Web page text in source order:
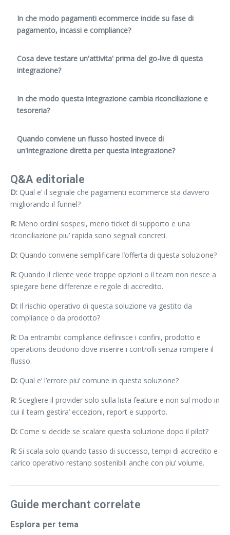
In che modo pagamenti ecommerce incide su fase di
pagamento, incassi e compliance?
Cosa deve testare un'attivita' prima del go-live di questa
integrazione?
In che modo questa integrazione cambia riconciliazione e
tesoreria?
Quando conviene un flusso hosted invece di
un'integrazione diretta per questa integrazione?
Q&A editoriale
D: Qual e’ il segnale che pagamenti ecommerce sta davvero
migliorando il funnel?
R: Meno ordini sospesi, meno ticket di supporto e una
riconciliazione piu’ rapida sono segnali concreti.
D: Quando conviene semplificare l’offerta di questa soluzione?
R: Quando il cliente vede troppe opzioni o il team non riesce a
spiegare bene differenze e regole di accredito.
D: Il rischio operativo di questa soluzione va gestito da
compliance o da prodotto?
R: Da entrambi: compliance definisce i confini, prodotto e
operations decidono dove inserire i controlli senza rompere il
flusso.
D: Qual e’ l’errore piu’ comune in questa soluzione?
R: Scegliere il provider solo sulla lista feature e non sul modo in
cui il team gestira’ eccezioni, report e supporto.
D: Come si decide se scalare questa soluzione dopo il pilot?
R: Si scala solo quando tasso di successo, tempi di accredito e
carico operativo restano sostenibili anche con piu’ volume.
Guide merchant correlate
Esplora per tema